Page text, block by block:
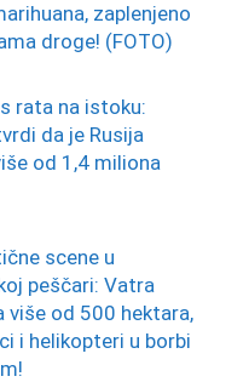
zaplenjeno
droge! (FOTO)
rata na istoku:
da je Rusija
od 1,4 miliona
scene u
peščari: Vatra
više od 500 hektara,
i helikopteri u borbi